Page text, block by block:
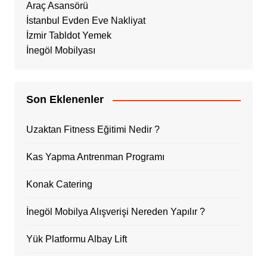
Araç Asansörü
İstanbul Evden Eve Nakliyat
İzmir Tabldot Yemek
İnegöl Mobilyası
Son Eklenenler
Uzaktan Fitness Eğitimi Nedir ?
Kas Yapma Antrenman Programı
Konak Catering
İnegöl Mobilya Alışverişi Nereden Yapılır ?
Yük Platformu Albay Lift